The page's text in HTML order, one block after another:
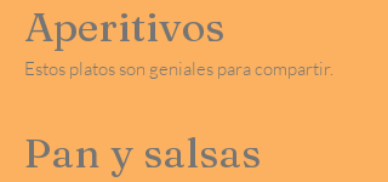
Aperitivos
Estos platos son geniales para compartir.
Pan y salsas